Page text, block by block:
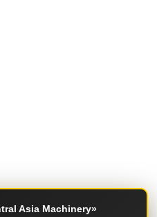
Asia Machinery»